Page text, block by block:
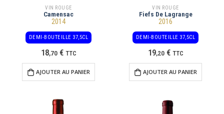
VIN ROUGE
Camensac
2014
DEMI-BOUTEILLE 37,5CL
18,70 € TTC
AJOUTER AU PANIER
VIN ROUGE
Fiefs De Lagrange
2016
DEMI-BOUTEILLE 37,5CL
19,20 € TTC
AJOUTER AU PANIER